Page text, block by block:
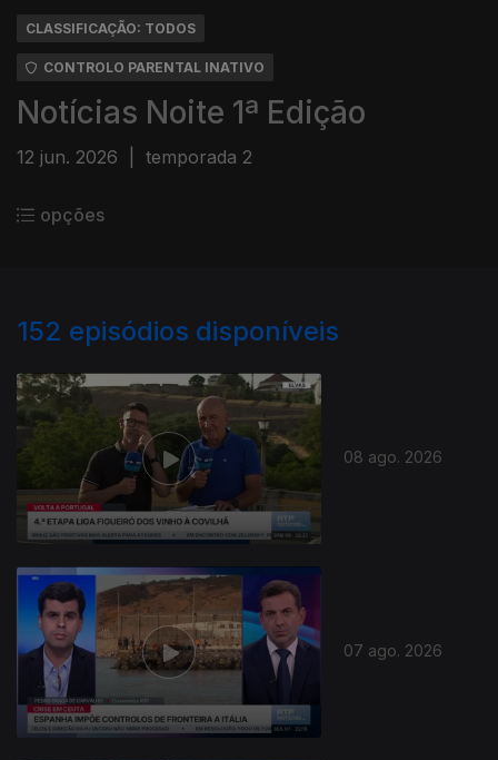
CLASSIFICAÇÃO: TODOS
CONTROLO PARENTAL INATIVO
Notícias Noite 1ª Edição
12 jun. 2026 temporada 2
opções
152 episódios disponíveis
08 ago. 2026
07 ago. 2026